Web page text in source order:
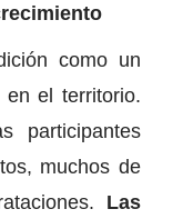
como un
en el territorio.
participantes
muchos de
Las